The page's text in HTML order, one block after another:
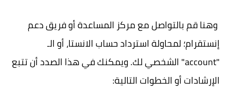
وهنا قم بالتواصل مع مركز المساعدة أو فريق دعم
إنستقرام؛ لمحاولة استرداد حساب الانستا، أو الـ
"account" الشخصي لك. ويمكنك في هذا الصدد أن تتبع
الإرشادات أو الخطوات التالية: